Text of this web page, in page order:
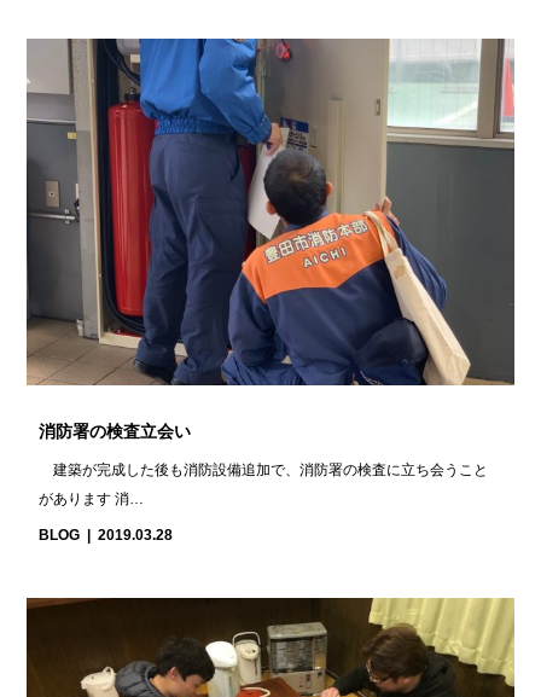
消防署の検査立会い
建築が完成した後も消防設備追加で、消防署の検査に立ち会うこと
があります 消…
BLOG 2019.03.28